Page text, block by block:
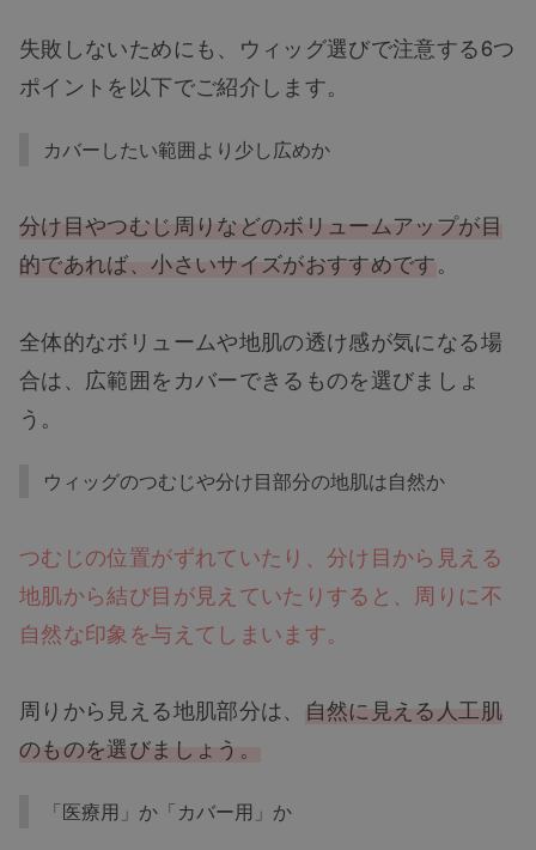
失敗しないためにも、ウィッグ選びで注意する6つ
ポイントを以下でご紹介します。
カバーしたい範囲より少し広めか
分け目やつむじ周りなどのボリュームアップが目
的であれば、小さいサイズがおすすめです。
全体的なボリュームや地肌の透け感が気になる場
合は、広範囲をカバーできるものを選びましょ
う。
ウィッグのつむじや分け目部分の地肌は自然か
つむじの位置がずれていたり、分け目から見える
地肌から結び目が見えていたりすると、周りに不
自然な印象を与えてしまいます。
周りから見える地肌部分は、 自然に見える人工肌
のものを選びましょう。
「医療用」か「カバー用」か